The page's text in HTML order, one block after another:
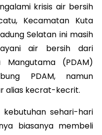
krisis air bersih
Kecamatan Kuta
Selatan ini masih
air bersih dari
(PDAM)
PDAM, namun
alias kecrat-kecrit.
sehari-hari
biasanya membeli